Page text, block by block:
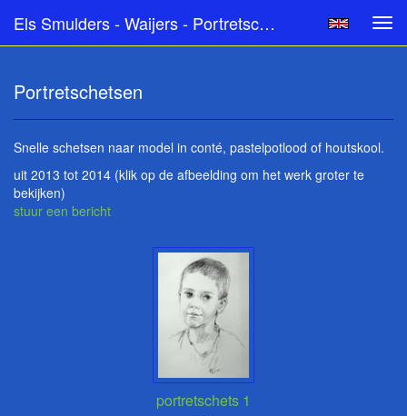
Els Smulders - Waijers - Portretschetsen
Portretschetsen
Snelle schetsen naar model in conté, pastelpotlood of houtskool.
uit 2013 tot 2014 (klik op de afbeelding om het werk groter te
bekijken)
stuur een bericht
portretschets 1